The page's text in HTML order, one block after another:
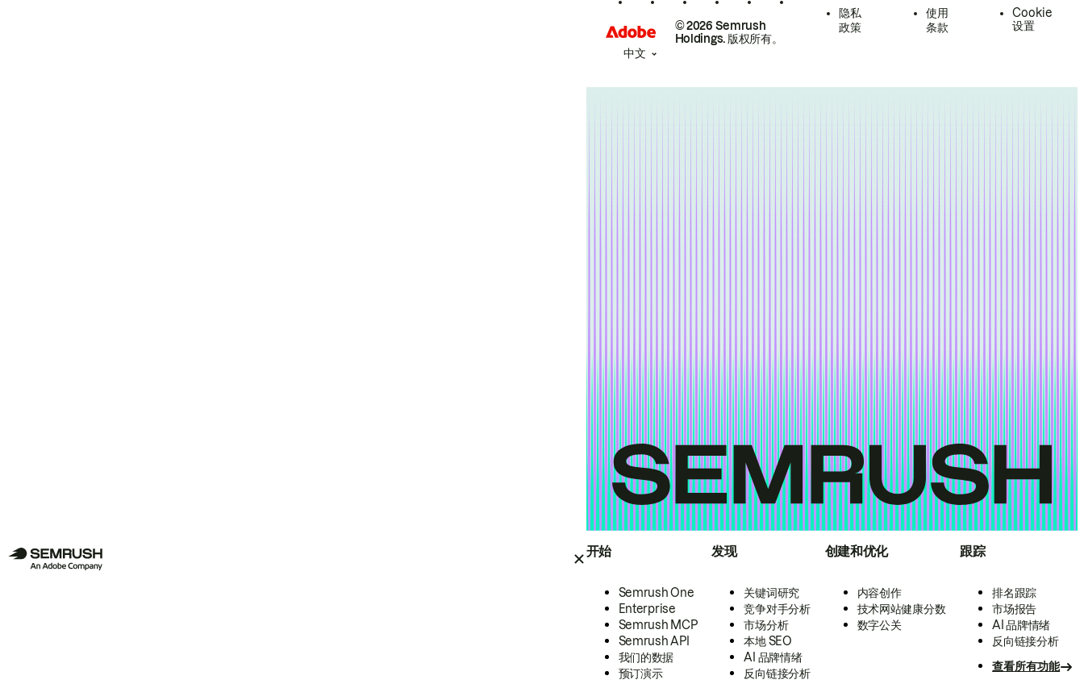
开始
Semrush One
Enterprise
Semrush MCP
Semrush API
我们的数据
预订演示
发现
关键词研究
竞争对手分析
市场分析
本地 SEO
AI 品牌情绪
反向链接分析
创建和优化
内容创作
技术网站健康分数
数字公关
跟踪
排名跟踪
市场报告
AI 品牌情绪
反向链接分析
查看所有功能
© 2026 Semrush
Holdings. 版权所有。
隐私
政策
使用
条款
Cookie
设置
中文